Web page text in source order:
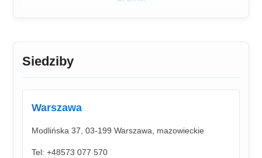
Siedziby
Warszawa
Modlińska 37, 03-199 Warszawa, mazowieckie
Tel: +48573 077 570